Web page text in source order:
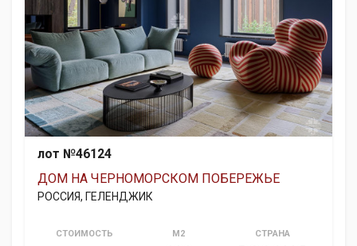
лот №46124
ДОМ НА ЧЕРНОМОРСКОМ ПОБЕРЕЖЬЕ
РОССИЯ, ГЕЛЕНДЖИК
СТОИМОСТЬ
М2 СТРАНА